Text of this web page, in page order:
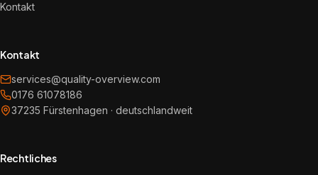
Kontakt
Kontakt
services@quality-overview.com
0176 61078186
37235 Fürstenhagen · deutschlandweit
Rechtliches